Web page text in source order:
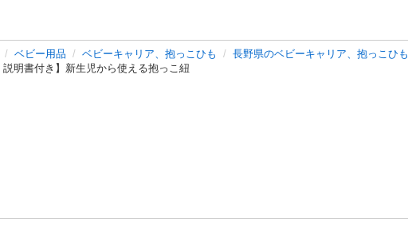
ベビー用品 ベビーキャリア、抱っこひも
長野県のベビーキャリア、抱っこひも
説明書付き】新生児から使える抱っこ紐